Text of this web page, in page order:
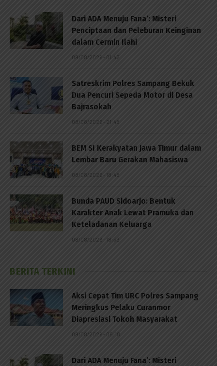
Dari ADA Menuju Fana’: Misteri
Penciptaan dan Peleburan Keinginan
dalam Cermin Ilahi
09/08/2026 - 01:42
Satreskrim Polres Sampang Bekuk
Dua Pencuri Sepeda Motor di Desa
Bajrasokah
08/08/2026 - 21:48
BEM SI Kerakyatan Jawa Timur dalam
Lembar Baru Gerakan Mahasiswa
08/08/2026 - 18:48
Bunda PAUD Sidoarjo: Bentuk
Karakter Anak Lewat Pramuka dan
Keteladanan Keluarga
08/08/2026 - 18:39
BERITA TERKINI
Aksi Cepat Tim URC Polres Sampang
Meringkus Pelaku Curanmor
Diapresiasi Tokoh Masyarakat
09/08/2026 - 08:18
Dari ADA Menuju Fana’: Misteri